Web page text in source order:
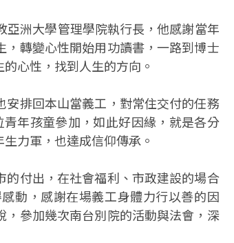
洲大學管理學院執行長，他感謝當年
轉變心性開始用功讀書，一路到博士
心性，找到人生的方向。
排回本山當義工，對常住交付的任務
年孩童參加，如此好因緣，就是各分
力軍，也達成信仰傳承。
付出，在社會福利、市政建設的場合
動，感謝在場義工身體力行以善的因
參加幾次南台別院的活動與法會，深